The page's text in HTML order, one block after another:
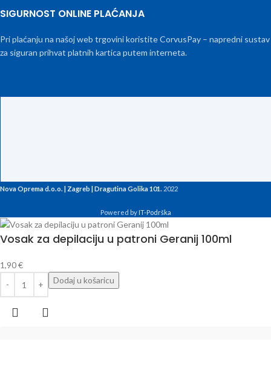
SIGURNOST ONLINE PLAĆANJA
Pri plaćanju na našoj web trgovini koristite CorvusPay – napredni sustav
za siguran prihvat platnih kartica putem interneta.
Nova Oprema d.o.o. | Zagreb | Dragutina Golika 101. 2022
Powered byIT-Podrška
Vosak za depilaciju u patroni Geranij 100ml
1,90€
Dodaj u košaricu